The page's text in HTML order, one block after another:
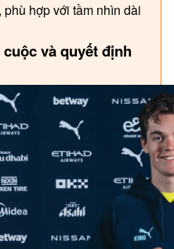
hợp với tầm nhìn dài
và quyết định